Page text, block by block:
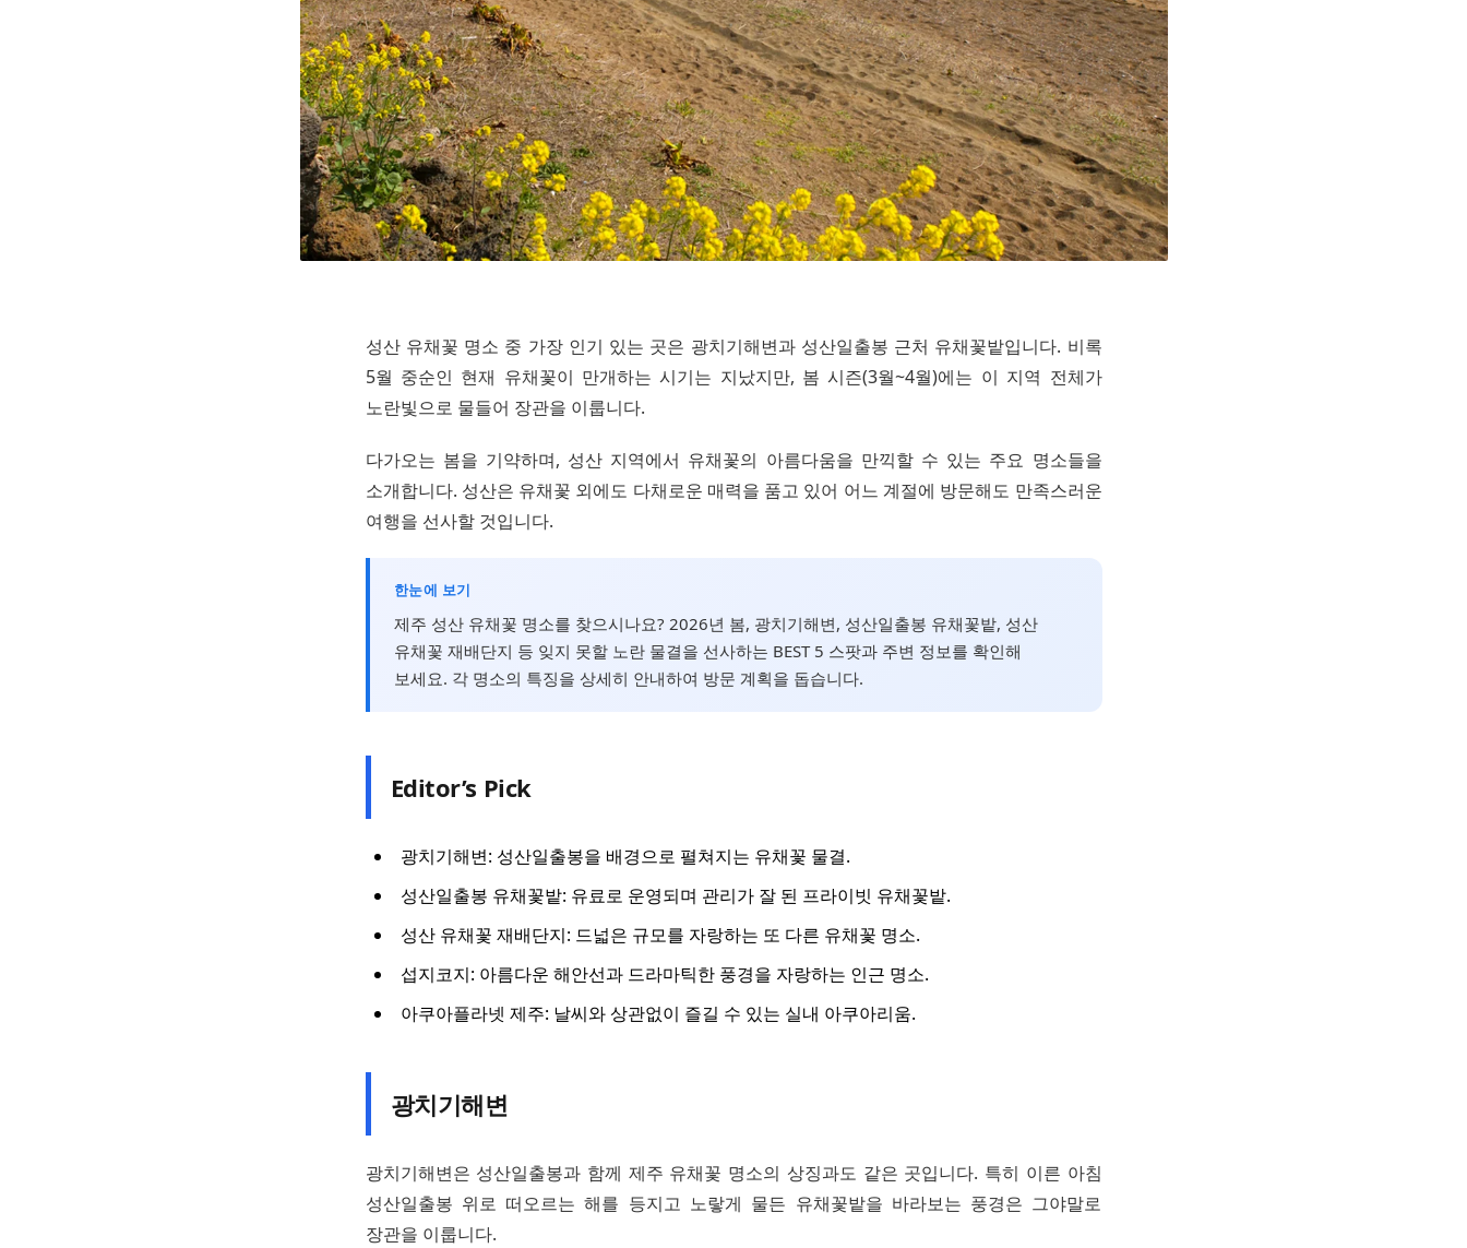
성산 유채꽃 명소 중 가장 인기 있는 곳은 광치기해변과 성산일출봉 근처 유채꽃밭입니다. 비록
5월 중순인 현재 유채꽃이 만개하는 시기는 지났지만, 봄 시즌(3월~4월)에는 이 지역 전체가
노란빛으로 물들어 장관을 이룹니다.
다가오는 봄을 기약하며, 성산 지역에서 유채꽃의 아름다움을 만끽할 수 있는 주요 명소들을
소개합니다. 성산은 유채꽃 외에도 다채로운 매력을 품고 있어 어느 계절에 방문해도 만족스러운
여행을 선사할 것입니다.
한눈에 보기
제주 성산 유채꽃 명소를 찾으시나요? 2026년 봄, 광치기해변, 성산일출봉 유채꽃밭, 성산
유채꽃 재배단지 등 잊지 못할 노란 물결을 선사하는 BEST 5 스팟과 주변 정보를 확인해
보세요. 각 명소의 특징을 상세히 안내하여 방문 계획을 돕습니다.
Editor’s Pick
광치기해변: 성산일출봉을 배경으로 펼쳐지는 유채꽃 물결.
성산일출봉 유채꽃밭: 유료로 운영되며 관리가 잘 된 프라이빗 유채꽃밭.
성산 유채꽃 재배단지: 드넓은 규모를 자랑하는 또 다른 유채꽃 명소.
섭지코지: 아름다운 해안선과 드라마틱한 풍경을 자랑하는 인근 명소.
아쿠아플라넷 제주: 날씨와 상관없이 즐길 수 있는 실내 아쿠아리움.
광치기해변
광치기해변은 성산일출봉과 함께 제주 유채꽃 명소의 상징과도 같은 곳입니다. 특히 이른 아침
성산일출봉 위로 떠오르는 해를 등지고 노랗게 물든 유채꽃밭을 바라보는 풍경은 그야말로
장관을 이룹니다.